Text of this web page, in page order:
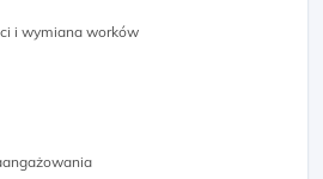
i wymiana worków